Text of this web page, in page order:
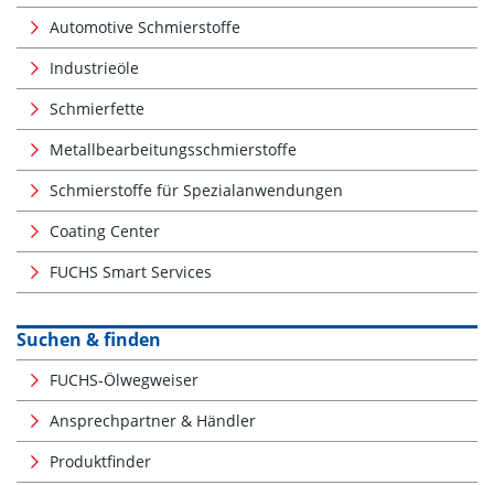
Automotive Schmierstoffe
Industrieöle
Schmierfette
Metallbearbeitungsschmierstoffe
Schmierstoffe für Spezialanwendungen
Coating Center
FUCHS Smart Services
Suchen & finden
FUCHS-Ölwegweiser
Ansprechpartner & Händler
Produktfinder